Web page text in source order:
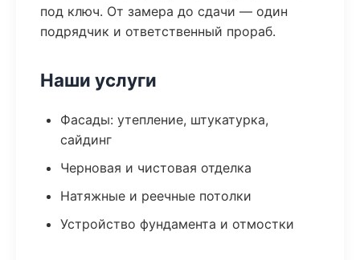
под ключ. От замера до сдачи — один
подрядчик и ответственный прораб.
Наши услуги
Фасады: утепление, штукатурка,
сайдинг
Черновая и чистовая отделка
Натяжные и реечные потолки
Устройство фундамента и отмостки